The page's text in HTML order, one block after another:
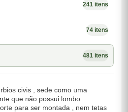
241 itens
74 itens
481 itens
civis , sede como uma
que não possui lombo
para ser montada , nem tetas